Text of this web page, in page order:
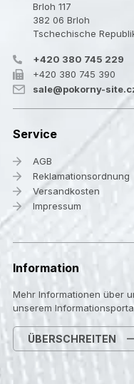
Brloh 117
382 06 Brloh
Tschechische
+420 380 745 229
+420 380 745 390
sale@pokorny-
Service
AGB
Reklamationsordnung
Versandkosten
Impressum
Information
Mehr Informationen über
unserem
ÜBERSCHREITEN